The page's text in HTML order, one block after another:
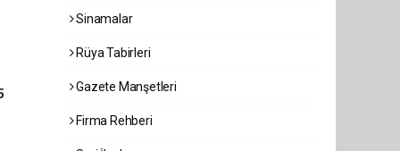
Sinamalar
Rüya Tabirleri
Gazete Manşetleri
Firma Rehberi